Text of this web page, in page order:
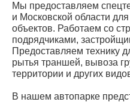
Мы предоставляем
и Московской области
объектов. Работаем со
подрядчиками,
Предоставляем технику
рытья траншей, вывоза
территории и других
В нашем автопарке